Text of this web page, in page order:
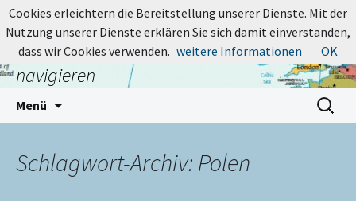
MapsBlog.de
Online-Karten: suchen, entdecken,
navigieren
Menü
Suchen
nach:
Schlagwort-Archiv: Polen
Cookies erleichtern die Bereitstellung unserer Dienste. Mit der
Nutzung unserer Dienste erklären Sie sich damit einverstanden,
dass wir Cookies verwenden. weitere Informationen OK